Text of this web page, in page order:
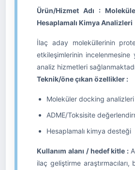
Ürün/Hizmet Adı :
Hesaplamalı Kimya Analizleri
İlaç aday moleküllerinin
etkileşimlerinin incelenmesine
analiz hizmetleri
Teknik/öne çıkan özellikler :
Moleküler docking analizleri
ADME/Toksisite
Hesaplamalı kimya desteği
Kullanım alanı / hedef kitle :
ilaç geliştirme